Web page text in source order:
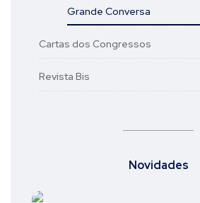
Grande Conversa
Cartas dos Congressos
Revista Bis
Novidades